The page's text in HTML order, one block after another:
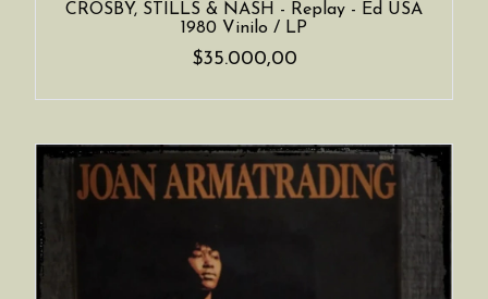
CROSBY, STILLS & NASH - Replay - Ed USA
1980 Vinilo / LP
$35.000,00